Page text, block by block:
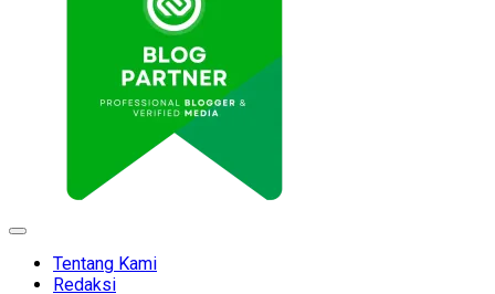
Expand
Tentang Kami
Redaksi